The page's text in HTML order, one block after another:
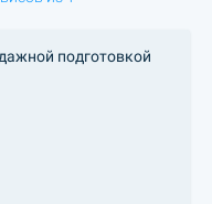
подготовкой